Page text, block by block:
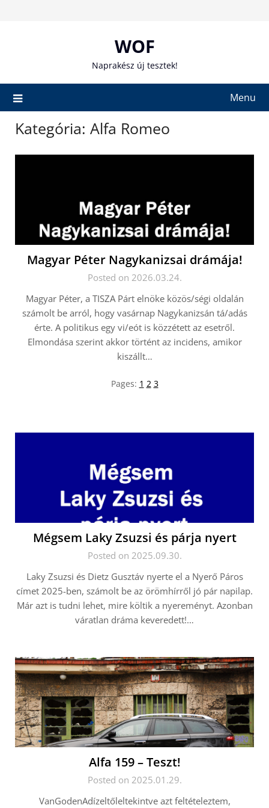
WOF
Naprakész új tesztek!
Menu
Kategória: Alfa Romeo
Magyar Péter Nagykanizsai drámája!
Posted on 2026.03.24.
Magyar Péter, a TISZA Párt elnöke közös/ségi oldalán
számolt be arról, hogy vasárnap Nagykanizsán tá/adás
érte. A politikus egy vi/eót is közzétett az esetről.
Elmondása szerint akkor történt az incidens, amikor
kiszállt…
Pages: 1 2 3
Mégsem Laky Zsuzsi és párja nyert
Posted on 2025.09.30.
Laky Zsuzsi és Dietz Gusztáv nyerte el a Nyerő Páros
címet 2025-ben, számolt be az örömhírről jó pár napilap.
Már azt is tudni lehet, mire költik a nyereményt. Azonban
váratlan dráma keveredett!…
Alfa 159 – Teszt!
Posted on 2025.01.29.
VanGodenAdízeltőleltekintve azt feltételeztem,